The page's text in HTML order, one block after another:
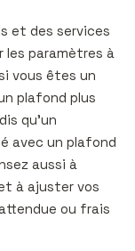
et des services
paramètres à
vous êtes un
plafond plus
qu’un
avec un plafond
aussi à
à ajuster vos
ou frais